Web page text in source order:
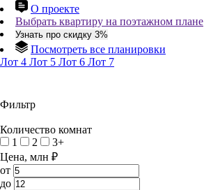
О проекте
Выбрать квартиру на поэтажном плане
Узнать про скидку 3%
Посмотреть все планировки
Лот 4 Лот 5 Лот 6 Лот 7
Фильтр
Количество комнат
1
2
3+
Цена, млн ₽
от
до